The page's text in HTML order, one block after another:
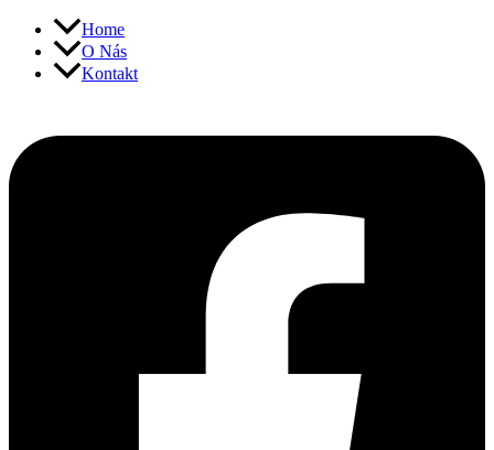
Přeskočit Home
O Nás
Kontakt